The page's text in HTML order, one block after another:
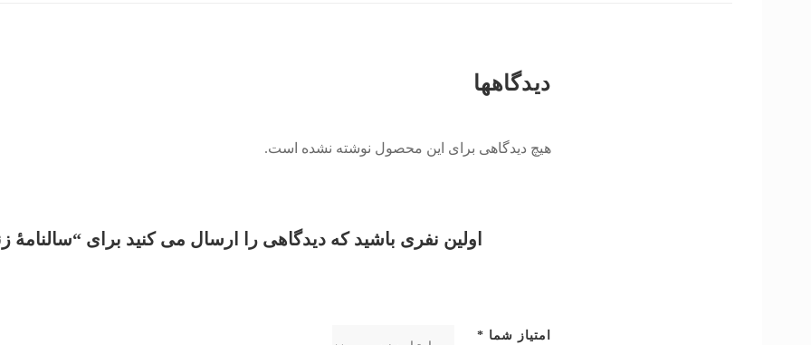
دیدگاهها
هیچ دیدگاهی برای این محصول نوشته نشده است.
اولین نفری باشید که دیدگاهی را ارسال می کنید برای “سالنامۀ
امتیاز شما *